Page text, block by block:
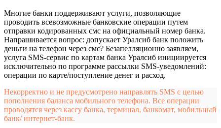
Многие банки поддерживают услуги, позволяющие
проводить всевозможные банковские операции путем
отправки кодированных смс на официальный номер банка.
Напрашивается вопрос: допускает Уралсиб банк положить
деньги на телефон через смс? Безапелляционно заявляем,
услуга SMS-сервис по картам банка Уралсиб инициируется
исключительно по программе рассылки SMS-уведомлений:
операции по карте/поступление денег и расход.
Некорректно и не предусмотрено направлять SMS с целью
пополнения баланса мобильного телефона. Все операции
проводятся через кассу банка, терминал, банкомат, мобильный
банк/ интернет-банк.